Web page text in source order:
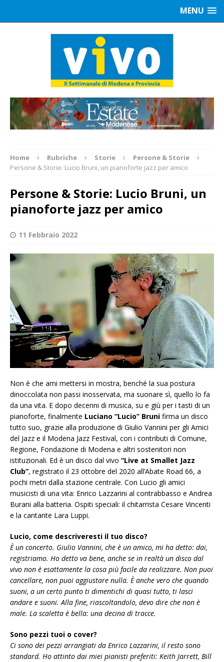
MENU
Home Rubriche Storie
Persone & Storie
Persone & Storie: Lucio Bruni, un pianoforte jazz per amico
Persone & Storie: Lucio Bruni, un
pianoforte jazz per amico
11 Febbraio 2022
Non è che ami mettersi in mostra, benché la sua postura
dinoccolata non passi inosservata, ma suonare sì, quello lo fa
da una vita. E dopo decenni di musica, su e giù per i tasti di un
pianoforte, finalmente Luciano “Lucio” Bruni firma un disco
tutto suo, grazie alla produzione di Giulio Vannini per gli Amici
del Jazz e il Modena Jazz Festival, con i contributi di Comune,
Regione, Fondazione di Modena e altri sostenitori non
istituzionali. Ed è un disco dal vivo “Live at Smallet Jazz
Club”, registrato il 23 ottobre del 2020 all’Abate Road 66, a
pochi metri dalla stazione centrale. Con Lucio gli amici
musicisti di una vita: Enrico Lazzarini al contrabbasso e Andrea
Burani alla batteria. Ospiti speciali: il chitarrista Cesare Vincenti
e la cantante Lara Luppi.
Lucio, come descriveresti il tuo disco?
È un concerto. Giulio Vannini, che è un amico, mi ha detto: dai,
registriamo. Ho detto va bene, anche se in realtà un disco dal
vivo non è esattamente la cosa più facile da realizzare. Non puoi
cancellare, non puoi aggiustare nulla. È anche vero che quando
suoni, a un certo punto ti dimentichi di quasi tutto, ti lasci
andare e suoni. Alla fine, riascoltandolo, devo dire che non è
male. La scaletta è bella: una decina di tracce.
Sono pezzi tuoi o cover?
Ci sono dei pezzi arrangiati da Enrico Lazzarini, il resto sono
standard. Ho attinto dai miei pianisti preferiti: Keith Jarrett, Bill